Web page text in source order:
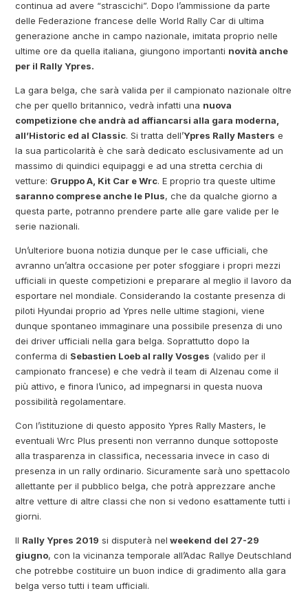
continua ad avere “strascichi”. Dopo l’ammissione da parte
delle Federazione francese delle World Rally Car di ultima
generazione anche in campo nazionale, imitata proprio nelle
ultime ore da quella italiana, giungono importanti novità anche
per il Rally Ypres.
La gara belga, che sarà valida per il campionato nazionale oltre
che per quello britannico, vedrà infatti una nuova
competizione che andrà ad affiancarsi alla gara moderna,
all’Historic ed al Classic. Si tratta dell’Ypres Rally Masters e
la sua particolarità è che sarà dedicato esclusivamente ad un
massimo di quindici equipaggi e ad una stretta cerchia di
vetture: Gruppo A, Kit Car e Wrc. E proprio tra queste ultime
saranno comprese anche le Plus, che da qualche giorno a
questa parte, potranno prendere parte alle gare valide per le
serie nazionali.
Un’ulteriore buona notizia dunque per le case ufficiali, che
avranno un’altra occasione per poter sfoggiare i propri mezzi
ufficiali in queste competizioni e preparare al meglio il lavoro da
esportare nel mondiale. Considerando la costante presenza di
piloti Hyundai proprio ad Ypres nelle ultime stagioni, viene
dunque spontaneo immaginare una possibile presenza di uno
dei driver ufficiali nella gara belga. Soprattutto dopo la
conferma di Sebastien Loeb al rally Vosges (valido per il
campionato francese) e che vedrà il team di Alzenau come il
più attivo, e finora l’unico, ad impegnarsi in questa nuova
possibilità regolamentare.
Con l’istituzione di questo apposito Ypres Rally Masters, le
eventuali Wrc Plus presenti non verranno dunque sottoposte
alla trasparenza in classifica, necessaria invece in caso di
presenza in un rally ordinario. Sicuramente sarà uno spettacolo
allettante per il pubblico belga, che potrà apprezzare anche
altre vetture di altre classi che non si vedono esattamente tutti i
giorni.
Il Rally Ypres 2019 si disputerà nel weekend del 27-29
giugno, con la vicinanza temporale all’Adac Rallye Deutschland
che potrebbe costituire un buon indice di gradimento alla gara
belga verso tutti i team ufficiali.